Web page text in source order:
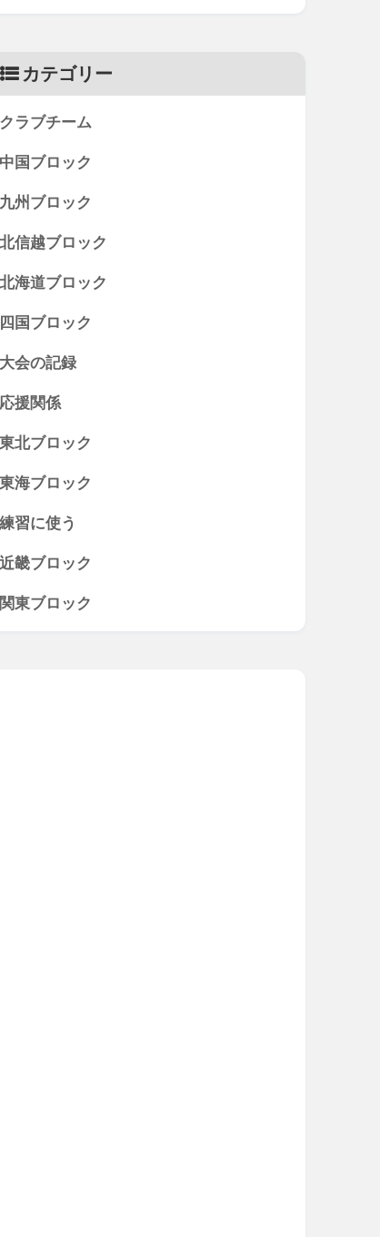
カテゴリー
クラブチーム
中国ブロック
九州ブロック
北信越ブロック
北海道ブロック
四国ブロック
大会の記録
応援関係
東北ブロック
東海ブロック
練習に使う
近畿ブロック
関東ブロック